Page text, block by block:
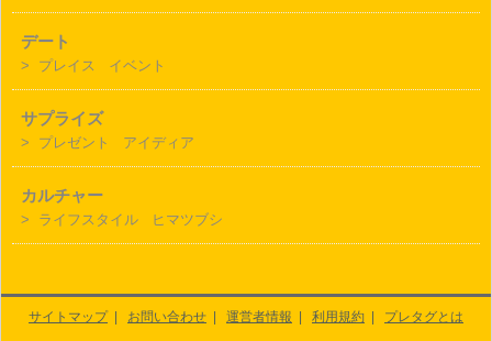
デート
> プレイス イベント
サプライズ
> プレゼント アイディア
カルチャー
> ライフスタイル ヒマツブシ
サイトマップ| お問い合わせ | 運営者情報 | 利用規約 | プレタグとは